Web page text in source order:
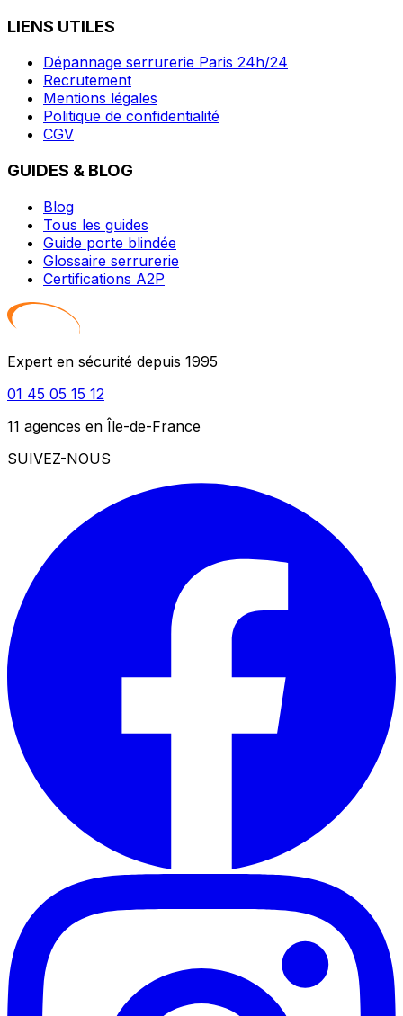
LIENS UTILES
Dépannage serrurerie Paris 24h/24
Recrutement
Mentions légales
Politique de confidentialité
CGV
GUIDES & BLOG
Blog
Tous les guides
Guide porte blindée
Glossaire serrurerie
Certifications A2P
Expert en sécurité depuis 1995
01 45 05 15 12
11 agences en Île-de-France
SUIVEZ-NOUS